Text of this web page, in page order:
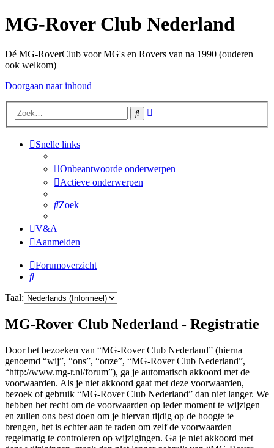
MG-Rover Club Nederland
Dé MG-RoverClub voor MG's en Rovers van na 1990 (ouderen
ook welkom)
Doorgaan naar inhoud
Zoek
Snelle links
Onbeantwoorde onderwerpen
Actieve onderwerpen
Zoek
V&A
Aanmelden
Forumoverzicht
Zoek
Taal:
MG-Rover Club Nederland - Registratie
Door het bezoeken van “MG-Rover Club Nederland” (hierna
genoemd “wij”, “ons”, “onze”, “MG-Rover Club Nederland”,
“http://www.mg-r.nl/forum”), ga je automatisch akkoord met de
voorwaarden. Als je niet akkoord gaat met deze voorwaarden,
bezoek of gebruik “MG-Rover Club Nederland” dan niet langer. We
hebben het recht om de voorwaarden op ieder moment te wijzigen
en zullen ons best doen om je hiervan tijdig op de hoogte te
brengen, het is echter aan te raden om zelf de voorwaarden
regelmatig te controleren op wijzigingen. Ga je niet akkoord met